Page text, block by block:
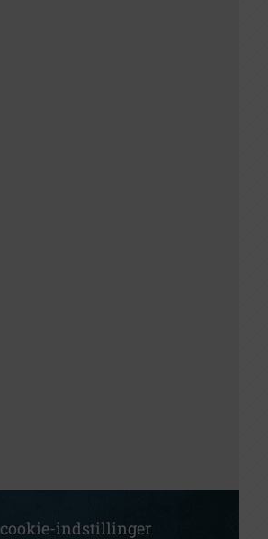
cookie-indstillinger